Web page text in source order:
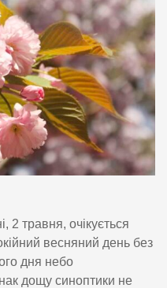
2 травня, очікується
весняний день без
дня небо
дощу синоптики не